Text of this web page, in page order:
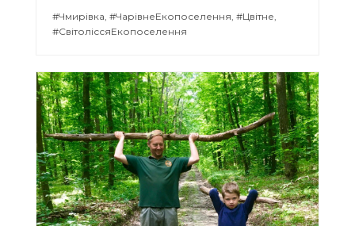
#Чмирівка, #ЧарівнеЕкопоселення, #Цвітне,
#СвітоліссяЕкопоселення